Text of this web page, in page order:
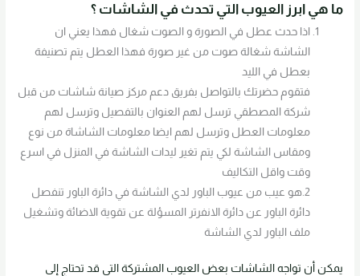
ما هي ابرز العيوب التي تحدث في الشاشات ؟
اذا حدث عطل في الصورة و الصوت شغال فهذا يعني ان
الشاشة شغالة صوت من غير صورة فهذا العطل يتم تصنيفة
بعطل في الليد
فتقوم حضرتك بالتواصل بفريق دعم مركز صيانة شاشات من قبل
شركة المصطقي ترسل لهم العنوان بالتفصيل وترسل لهم
معلومات العطل وترسل لهم ايضا معلومات الشاشاة من نوع
ومقاس الشاشة لكي يتم تغير ليدات الشاشة في المنزل في اسرع
وقت واقل التكاليف
2.هو عيب من عيوب الباور لدي الشاشة في دائرة الباور تنفصل
دائرة الباور عن دائرة الانفرتر المسؤلة عن تقوية الاضائة وتشغيل
ملف الباور لدي الشاشة
يمكن أن تواجه الشاشات بعض العيوب المشتركة التي قد تحتاج إلى